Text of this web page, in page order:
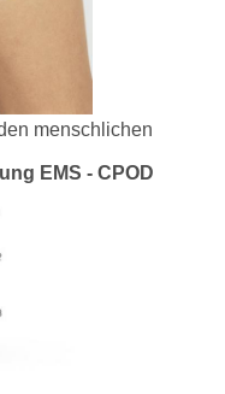
menschlichen
EMS - CPOD